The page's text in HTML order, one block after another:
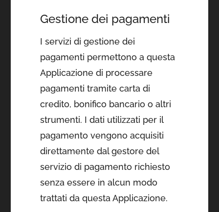
Gestione dei pagamenti
I servizi di gestione dei
pagamenti permettono a questa
Applicazione di processare
pagamenti tramite carta di
credito, bonifico bancario o altri
strumenti. I dati utilizzati per il
pagamento vengono acquisiti
direttamente dal gestore del
servizio di pagamento richiesto
senza essere in alcun modo
trattati da questa Applicazione.